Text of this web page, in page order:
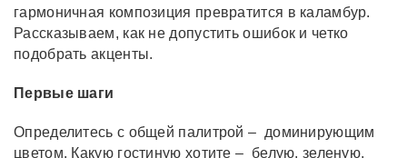
гармоничная композиция превратится в каламбур.
Рассказываем, как не допустить ошибок и четко
подобрать акценты.
Первые шаги
Определитесь с общей палитрой – доминирующим
цветом. Какую гостиную хотите – белую, зеленую,